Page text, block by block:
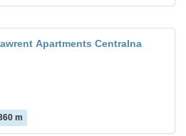
Apartments Centralna
m